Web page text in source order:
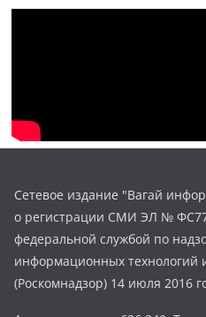
Сетевое издание "Вагай
о регистрации СМИ ЭЛ №
федеральной службой по
информационных технологий
(Роскомнадзор) 14 июля 2016